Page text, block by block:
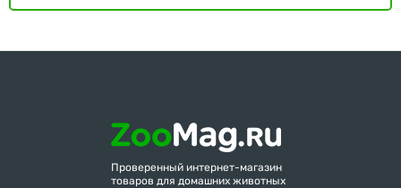
Проверенный интернет-магазин
товаров для домашних животных